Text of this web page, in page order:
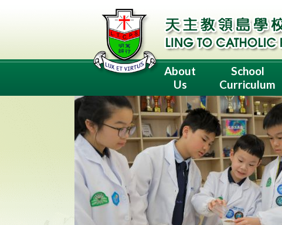
About
Us
School
Curriculum